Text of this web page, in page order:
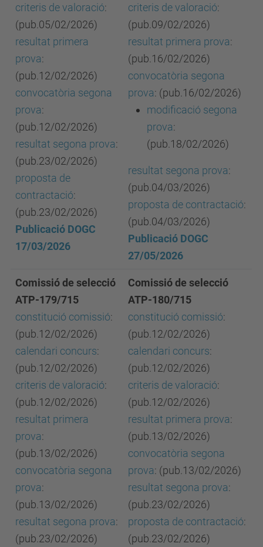
criteris de valoració:
(pub.05/02/2026)
resultat primera
prova:
(pub.12/02/2026)
convocatòria segona
prova:
(pub.12/02/2026)
resultat segona prova:
(pub.23/02/2026)
proposta de
contractació:
(pub.23/02/2026)
Publicació DOGC
17/03/2026
criteris de valoració:
(pub.09/02/2026)
resultat primera prova:
(pub.16/02/2026)
convocatòria segona
prova: (pub.16/02/2026)
modificació segona
prova:
(pub.18/02/2026)
resultat segona prova:
(pub.04/03/2026)
proposta de contractació:
(pub.04/03/2026)
Publicació DOGC
27/05/2026
Comissió de selecció
ATP-179/715
constitució comissió:
(pub.12/02/2026)
calendari concurs:
(pub.12/02/2026)
criteris de valoració:
(pub.12/02/2026)
resultat primera
prova:
(pub.13/02/2026)
convocatòria segona
prova:
(pub.13/02/2026)
resultat segona prova:
(pub.23/02/2026)
Comissió de selecció
ATP-180/715
constitució comissió:
(pub.12/02/2026)
calendari concurs:
(pub.12/02/2026)
criteris de valoració:
(pub.12/02/2026)
resultat primera prova:
(pub.13/02/2026)
convocatòria segona
prova: (pub.13/02/2026)
resultat segona prova:
(pub.23/02/2026)
proposta de contractació:
(pub.23/02/2026)